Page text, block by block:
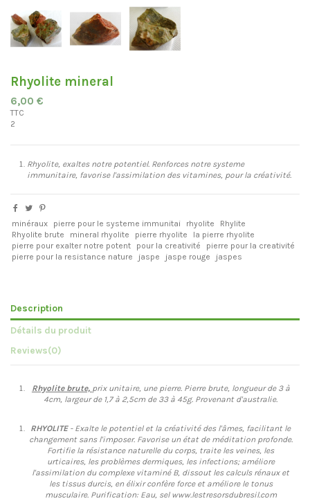
Rhyolite mineral
6,00 €
TTC
2
Rhyolite, exaltes notre potentiel. Renforces notre systeme
immunitaire, favorise l'assimilation des vitamines, pour la créativité.
minéraux pierre pour le systeme immunitai rhyolite
Rhylite
Rhyolite brute
mineral rhyolite pierre rhyolite
la pierre rhyolite
pierre pour exalter notre potent
pour la creativité
pierre pour la creativité
pierre pour la resistance nature
jaspe jaspe rouge jaspes
Description
Détails du produit
Reviews(0)
Rhyolite brute, prix unitaire, une pierre. Pierre brute, longueur de 3 à
4cm, largeur de 1,7 à 2,5cm de 33 à 45g. Provenant d'australie.
RHYOLITE - Exalte le potentiel et la créativité des l'âmes, facilitant le
changement sans l'imposer. Favorise un état de méditation profonde.
Fortifie la résistance naturelle du corps, traite les veines, les
urticaires, les problèmes dermiques, les infections; améliore
l'assimilation du complexe vitaminé B, dissout les calculs rénaux et
les tissus durcis, en élixir confère force et améliore le tonus
musculaire. Purification: Eau, sel www.lestresorsdubresil.com